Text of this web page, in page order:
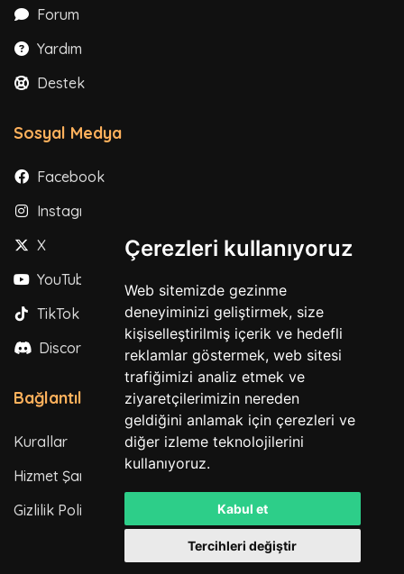
Çerezleri kullanıyoruz
Web sitemizde gezinme
deneyiminizi geliştirmek, size
kişiselleştirilmiş içerik ve hedefli
reklamlar göstermek, web sitesi
trafiğimizi analiz etmek ve
ziyaretçilerimizin nereden
geldiğini anlamak için çerezleri ve
diğer izleme teknolojilerini
kullanıyoruz.
Kabul et
Tercihleri değiştir
Forum
Yardım
Destek
Sosyal Medya
Facebook
Instagram
X
YouTube
TikTok
Discord
Bağlantılar
Kurallar
Hizmet Şartları
Gizlilik Politikası